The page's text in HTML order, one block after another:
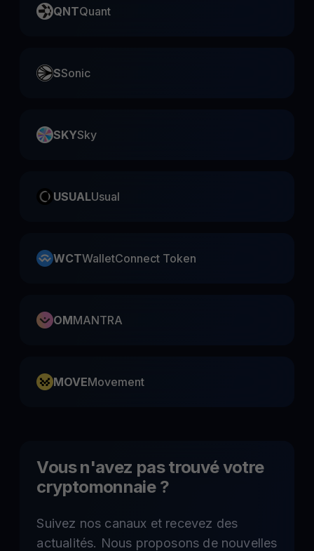
QNTQuant
SSonic
SKYSky
USUALUsual
WCTWalletConnect Token
OMMANTRA
MOVEMovement
Vous n'avez pas trouvé votre
cryptomonnaie ?
Suivez nos canaux et recevez des
actualités. Nous proposons de nouvelles